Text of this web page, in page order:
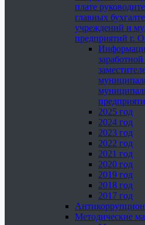
плате
главных
учреждений и
предприятий г.
2025 год
2024 год
2023 год
2022 год
2021 год
2020 год
2019 год
2018 год
2017 год
Методические